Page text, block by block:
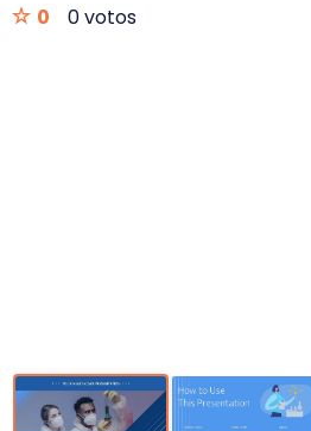
0 0 votos